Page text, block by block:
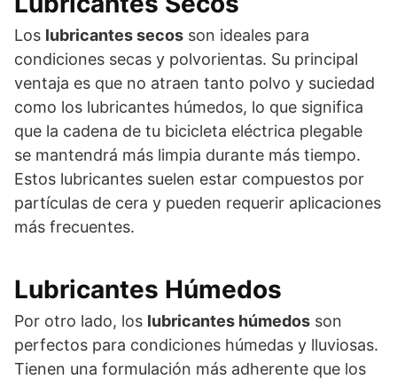
Los lubricantes secos son ideales para
condiciones secas y polvorientas. Su principal
ventaja es que no atraen tanto polvo y suciedad
como los lubricantes húmedos, lo que significa
que la cadena de tu bicicleta eléctrica plegable
se mantendrá más limpia durante más tiempo.
Estos lubricantes suelen estar compuestos por
partículas de cera y pueden requerir aplicaciones
más frecuentes.
Lubricantes Húmedos
Por otro lado, los lubricantes húmedos son
perfectos para condiciones húmedas y lluviosas.
Tienen una formulación más adherente que los